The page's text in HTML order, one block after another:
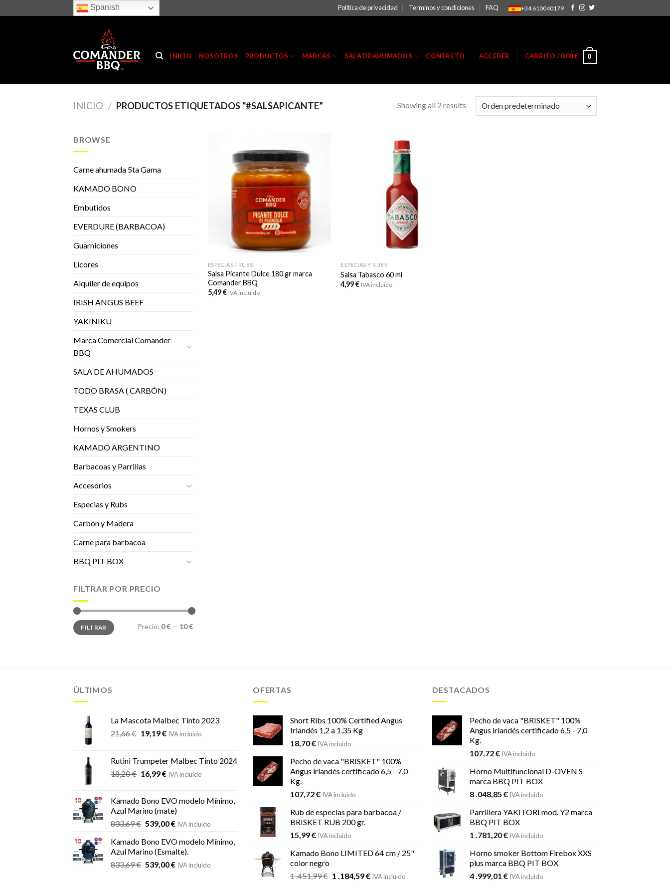
to
Spanish Política de privacidad Terminos y condiciones FAQ +34 610040179
INICIO NOSOTROS PRODUCTOS MARCAS SALA DE AHUMADOS CONTACTO ACCEDER CARRITO /0,00€ 0
INICIO / PRODUCTOS ETIQUETADOS “#SALSAPICANTE” Showing all 2 results
BROWSE
Carne ahumada 5ta Gama
KAMADO BONO
Embutidos
EVERDURE (BARBACOA)
Guarniciones
Licores
Alquiler de equipos
IRISH ANGUS BEEF
YAKINIKU
Marca Comercial Comander
BBQ
SALA DE AHUMADOS
TODO BRASA ( CARBÓN)
TEXAS CLUB
Hornos y Smokers
KAMADO ARGENTINO
Barbacoas y Parrillas
Accesorios
Especias y Rubs
Carbón y Madera
Carne para barbacoa
BBQ PIT BOX
FILTRAR POR PRECIO
Precio
mínimo
Precio
máximo
FILTRAR Precio: 0 € — 10 €
ESPECIAS / RUBS
Salsa Picante Dulce 180 gr marca
Comander BBQ
5,49€ IVA incluido
ESPECIAS Y RUBS
Salsa Tabasco 60 ml
4,99€ IVA incluido
ÚLTIMOS
La Mascota Malbec Tinto 2023
21,66€ El
era:
21,66 €.
19,19€El
es:
19,19 €.
IVA incluido
Rutini Trumpeter Malbec Tinto 2024
18,20€ El
era:
18,20 €.
16,99€El
es:
16,99 €.
IVA incluido
Kamado Bono EVO modelo Mínimo,
Azul Marino (mate)
833,69€ El
original
era:
833,69 €.
539,00€El
actual
es:
539,00 €.
IVA incluido
Kamado Bono EVO modelo Mínimo,
Azul Marino (Esmalte).
833,69€ El
539,00€ElIVA incluido
OFERTAS
Short Ribs 100% Certified Angus
Irlandés 1,2 a 1,35 Kg
18,70€ IVA incluido
Pecho de vaca "BRISKET" 100%
Angus irlandés certificado 6,5 - 7,0
Kg.
107,72€ IVA incluido
Rub de especias para barbacoa /
BRISKET RUB 200 gr.
15,99€ IVA incluido
Kamado Bono LIMITED 64 cm / 25"
color negro
1 .451,99€ El
1 .184,59€ElIVA incluido
DESTACADOS
Pecho de vaca "BRISKET" 100%
Angus irlandés certificado 6,5 - 7,0
Kg.
107,72€ IVA incluido
Horno Multifuncional D-OVEN S
marca BBQ PIT BOX
8 .048,85 € IVA incluido
Parrillera YAKITORI mod. Y2 marca
BBQ PIT BOX
1 .781,20€ IVA incluido
Horno smoker Bottom Firebox XXS
plus marca BBQ PIT BOX
4 .999,01 € IVA incluido